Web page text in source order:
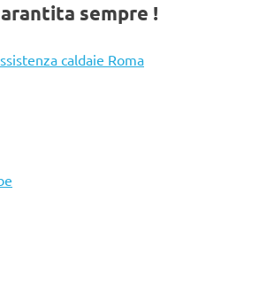
sempre !
caldaie Roma